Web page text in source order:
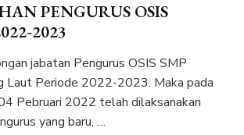
PENGURUS OSIS
2023
jabatan Pengurus OSIS SMP
Laut Periode 2022-2023. Maka pada
Pebruari 2022 telah dilaksanakan
yang baru, …